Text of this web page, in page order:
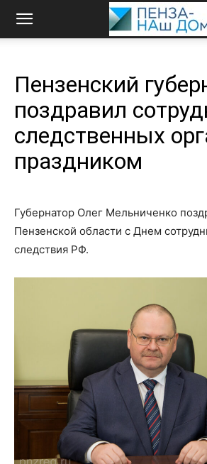
Пензенский
поздравил
следственных
праздником
Губернатор Олег Мельниченко
Пензенской области с Днем
следствия РФ.